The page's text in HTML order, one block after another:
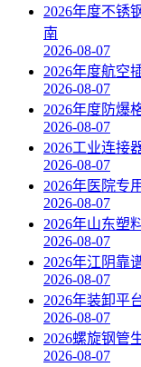
2026年度不锈
南
2026-08-07
2026年度航空
2026-08-07
2026年度防爆
2026-08-07
2026工业连接
2026-08-07
2026年医院专
2026-08-07
2026年山东塑
2026-08-07
2026年江阴靠
2026-08-07
2026年装卸平
2026-08-07
2026螺旋钢管
2026-08-07